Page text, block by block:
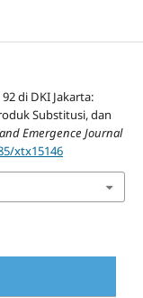
di DKI Jakarta:
Substitusi, dan
Emergence Journal
xtx15146